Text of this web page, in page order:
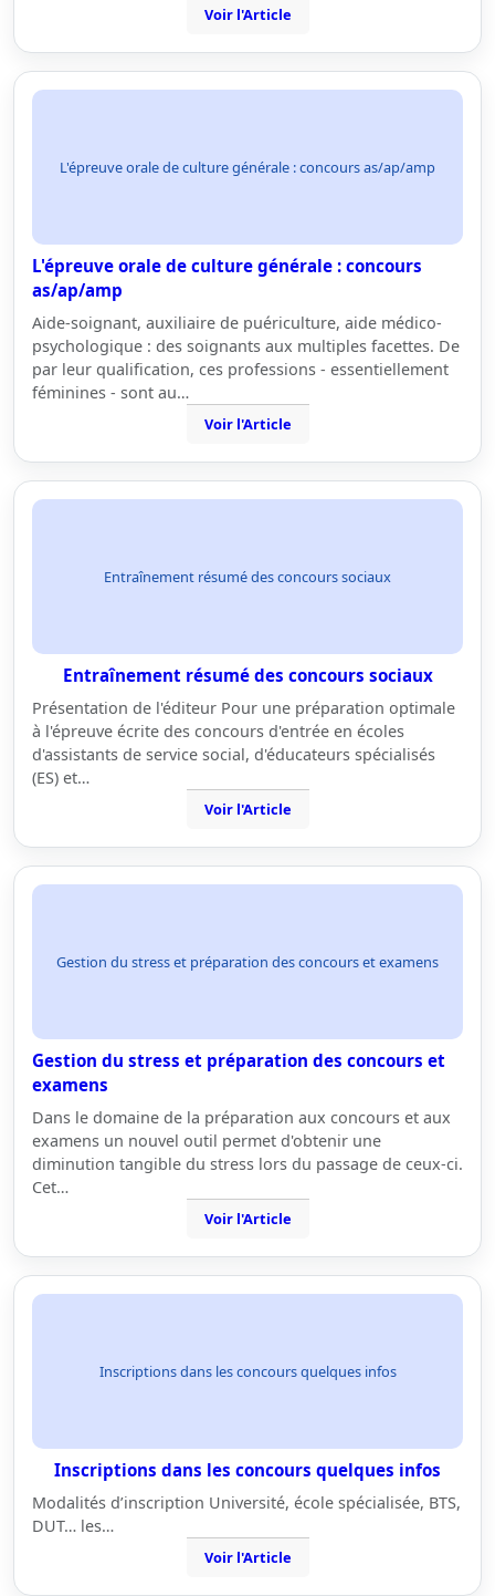
Voir l'Article
L'épreuve orale de culture générale : concours as/ap/amp
L'épreuve orale de culture générale : concours
as/ap/amp
Aide-soignant, auxiliaire de puériculture, aide médico-
psychologique : des soignants aux multiples facettes. De
par leur qualification, ces professions - essentiellement
féminines - sont au…
Voir l'Article
Entraînement résumé des concours sociaux
Entraînement résumé des concours sociaux
Présentation de l'éditeur Pour une préparation optimale
à l'épreuve écrite des concours d'entrée en écoles
d'assistants de service social, d'éducateurs spécialisés
(ES) et…
Voir l'Article
Gestion du stress et préparation des concours et examens
Gestion du stress et préparation des concours et
examens
Dans le domaine de la préparation aux concours et aux
examens un nouvel outil permet d'obtenir une
diminution tangible du stress lors du passage de ceux-ci.
Cet…
Voir l'Article
Inscriptions dans les concours quelques infos
Inscriptions dans les concours quelques infos
Modalités d’inscription Université, école spécialisée, BTS,
DUT… les…
Voir l'Article